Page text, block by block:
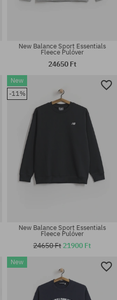
Elérhető méretek:
M; L; XL
Elérhető méretek:
New Balance Sport Essentials
Fleece Pulóver
24650 Ft
New
-11%
New Balance Sport Essentials
Fleece Pulóver
24650 Ft 21900 Ft
New